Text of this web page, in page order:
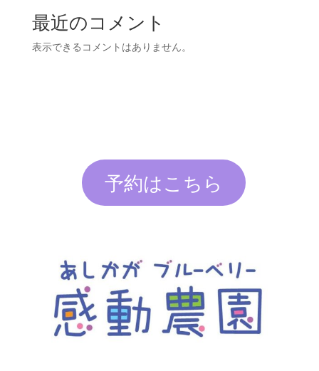
最近のコメント
表示できるコメントはありません。
予約はこちら